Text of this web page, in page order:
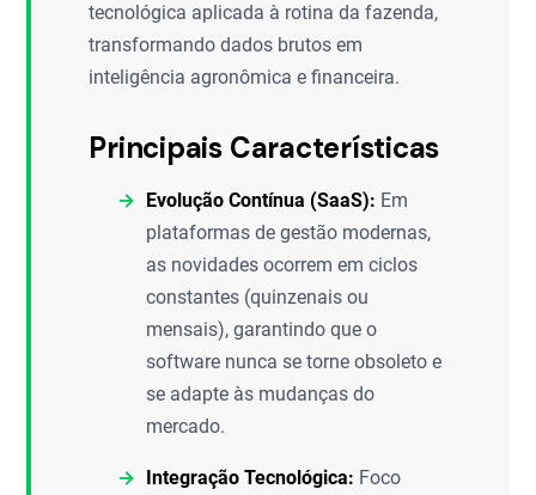
tecnológica aplicada à rotina da fazenda,
transformando dados brutos em
inteligência agronômica e financeira.
Principais Características
Evolução Contínua (SaaS): Em
plataformas de gestão modernas,
as novidades ocorrem em ciclos
constantes (quinzenais ou
mensais), garantindo que o
software nunca se torne obsoleto e
se adapte às mudanças do
mercado.
Integração Tecnológica: Foco